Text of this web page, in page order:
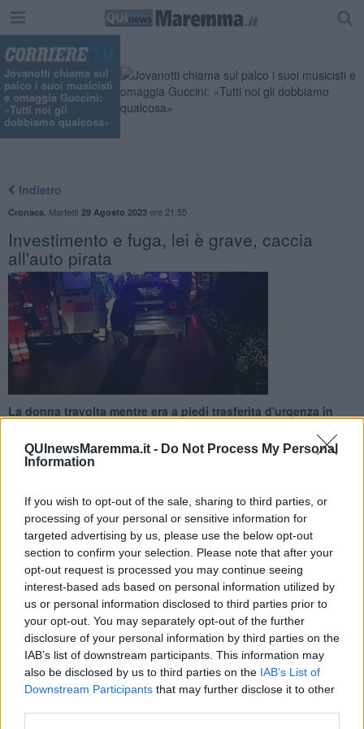
QUInewsMaremma.it - Do Not Process My Personal
Information
If you wish to opt-out of the sale, sharing to third parties, or
processing of your personal or sensitive information for
targeted advertising by us, please use the below opt-out
section to confirm your selection. Please note that after your
opt-out request is processed you may continue seeing
interest-based ads based on personal information utilized by
us or personal information disclosed to third parties prior to
your opt-out. You may separately opt-out of the further
disclosure of your personal information by third parties on the
IAB’s list of downstream participants. This information may
also be disclosed by us to third parties on the IAB’s List of
Downstream Participants that may further disclose it to other
Jovanotti chiama sul
palco i suoi musicisti
e omaggia Guccini:
«Tutti noi gli
dobbiamo qualcosa»
Indietro
Cronaca Martedì 29 Agosto 2023ore 21:55
Investimento e fuga, lei è grave, caccia
all'auto pirata
La donna travolta mentre era a piedi trasferita d'urgenza in
carabinieri
SCARLINO — Ha riportato ferite gravissime
una donna di 45 anni
investita
da un veicolo che è poi fuggito senza prestare soccorso.
E' successo intorno alle 22 di ieri sera in via delle Collacchie nel
comune di Scarlino nel Grossetano.
Sul posto è intervenuto il118e la donna è stata trasferita prima
all'ospedale di Grosseto poi con Pegaso alle Scotte di Siena in
codice rosso.